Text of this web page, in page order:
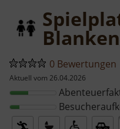
0 Bewertungen
Aktuell vom 26.04.2026